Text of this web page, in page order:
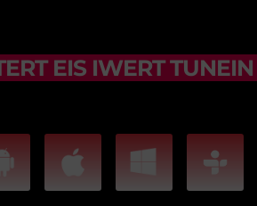
EIS IWERT